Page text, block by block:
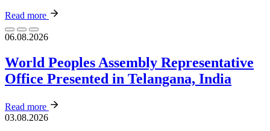
Read more
06.08.2026
World Peoples Assembly Representative
Office Presented in Telangana, India
Read more
03.08.2026